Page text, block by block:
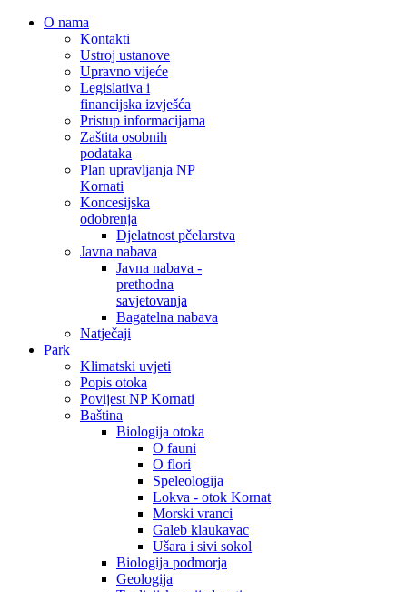
O nama
Kontakti
Ustroj ustanove
Upravno vijeće
Legislativa i
financijska izvješća
Pristup informacijama
Zaštita osobnih
podataka
Plan upravljanja NP
Kornati
Koncesijska
odobrenja
Djelatnost pčelarstva
Javna nabava
Javna nabava -
prethodna
savjetovanja
Bagatelna nabava
Natječaji
Park
Klimatski uvjeti
Popis otoka
Povijest NP Kornati
Baština
Biologija otoka
O fauni
O flori
Speleologija
Lokva - otok Kornat
Morski vranci
Galeb klaukavac
Ušara i sivi sokol
Biologija podmorja
Geologija